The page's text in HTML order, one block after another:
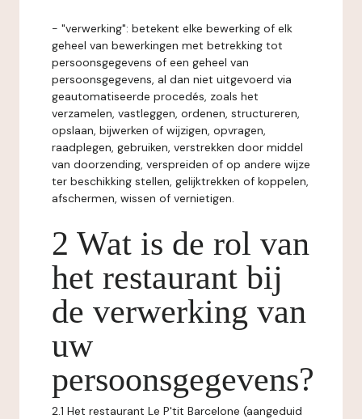
- "verwerking": betekent elke bewerking of elk
geheel van bewerkingen met betrekking tot
persoonsgegevens of een geheel van
persoonsgegevens, al dan niet uitgevoerd via
geautomatiseerde procedés, zoals het
verzamelen, vastleggen, ordenen, structureren,
opslaan, bijwerken of wijzigen, opvragen,
raadplegen, gebruiken, verstrekken door middel
van doorzending, verspreiden of op andere wijze
ter beschikking stellen, gelijktrekken of koppelen,
afschermen, wissen of vernietigen.
2 Wat is de rol van
het restaurant bij
de verwerking van
uw
persoonsgegevens?
2.1 Het restaurant Le P'tit Barcelone (aangeduid